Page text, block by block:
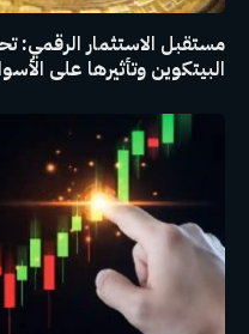
مستقبل الاستثمار الرقمي:
البيتكوين وتأثيرها على